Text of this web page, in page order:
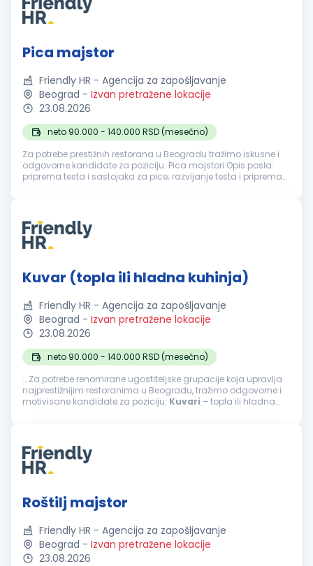
Pica majstor
Friendly HR - Agencija za zapošljavanje
Beograd - Izvan pretražene lokacije
23.08.2026
neto 90.000 - 140.000 RSD (mesečno)
Za potrebe prestižnih restorana u Beogradu tražimo iskusne i
odgovorne kandidate za poziciju: Pica majstori Opis posla:
priprema testa i sastojaka za pice; razvijanje testa i priprema
Kuvar (topla ili hladna kuhinja)
Friendly HR - Agencija za zapošljavanje
Beograd - Izvan pretražene lokacije
23.08.2026
neto 90.000 - 140.000 RSD (mesečno)
...Za potrebe renomirane ugostiteljske grupacije koja upravlja
najprestižnijim restoranima u Beogradu, tražimo odgovorne i
motivisane kandidate za poziciju: Kuvari – topla ili hladna
Roštilj majstor
Friendly HR - Agencija za zapošljavanje
Beograd - Izvan pretražene lokacije
23.08.2026